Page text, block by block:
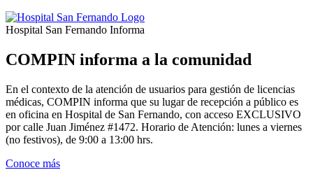
Hospital San Fernando Informa
COMPIN informa a la comunidad
En el contexto de la atención de usuarios para gestión de licencias
médicas, COMPIN informa que su lugar de recepción a público es
en oficina en Hospital de San Fernando, con acceso EXCLUSIVO
por calle Juan Jiménez #1472. Horario de Atención: lunes a viernes
(no festivos), de 9:00 a 13:00 hrs.
Conoce más